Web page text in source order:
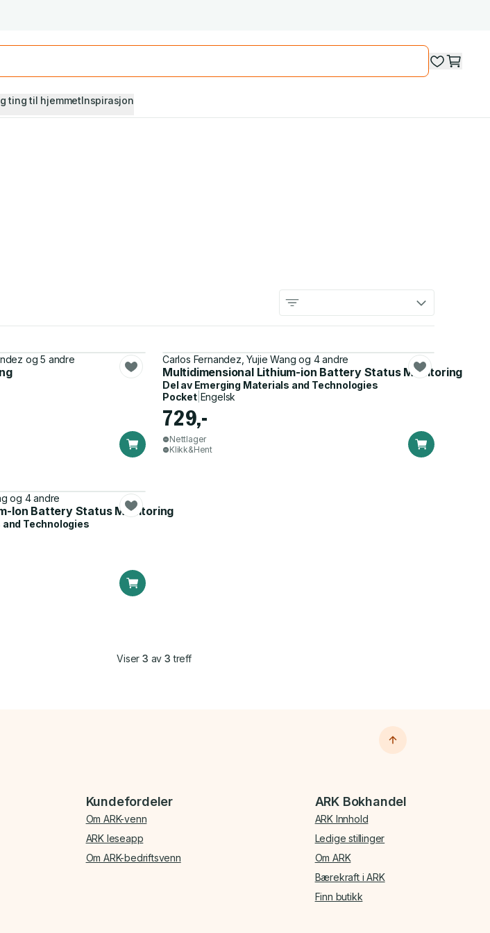
ting til hjemmetInspirasjon
og 5 andre Carlos Fernandez, Yujie Wang og 4 andre
Multidimensional Lithium-ion Battery Status Monitoring
Del av Emerging Materials and Technologies
Pocket| Engelsk
729,-
Nettlager
Klikk&Hent
og 4 andre
Ion Battery Status Monitoring
Technologies
Viser3 av 3 treff
Kundefordeler
Om ARK-venn
ARK leseapp
Om ARK-bedriftsvenn
ARK Bokhandel
ARK Innhold
Ledige stillinger
Om ARK
Bærekraft i ARK
Finn butikk